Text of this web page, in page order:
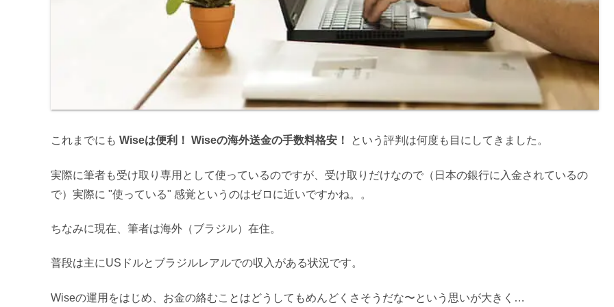
これまでにも Wiseは便利！ Wiseの海外送金の手数料格安！ という評判は何度も目にしてきました。
実際に筆者も受け取り専用として使っているのですが、受け取りだけなので（日本の銀行に入金されているの
で）実際に "使っている" 感覚というのはゼロに近いですかね。。
ちなみに現在、筆者は海外（ブラジル）在住。
普段は主にUSドルとブラジルレアルでの収入がある状況です。
Wiseの運用をはじめ、お金の絡むことはどうしてもめんどくさそうだな〜という思いが大きく…